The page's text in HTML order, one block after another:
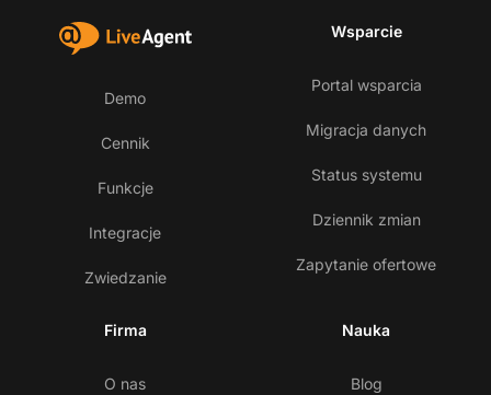
Demo
Cennik
Funkcje
Integracje
Zwiedzanie
Wsparcie
Portal wsparcia
Migracja danych
Status systemu
Dziennik zmian
Zapytanie ofertowe
Firma
O nas
Nauka
Blog